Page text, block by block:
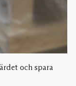
och spara